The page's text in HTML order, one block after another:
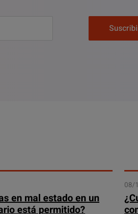
en mal estado en un
está permitido?
08/